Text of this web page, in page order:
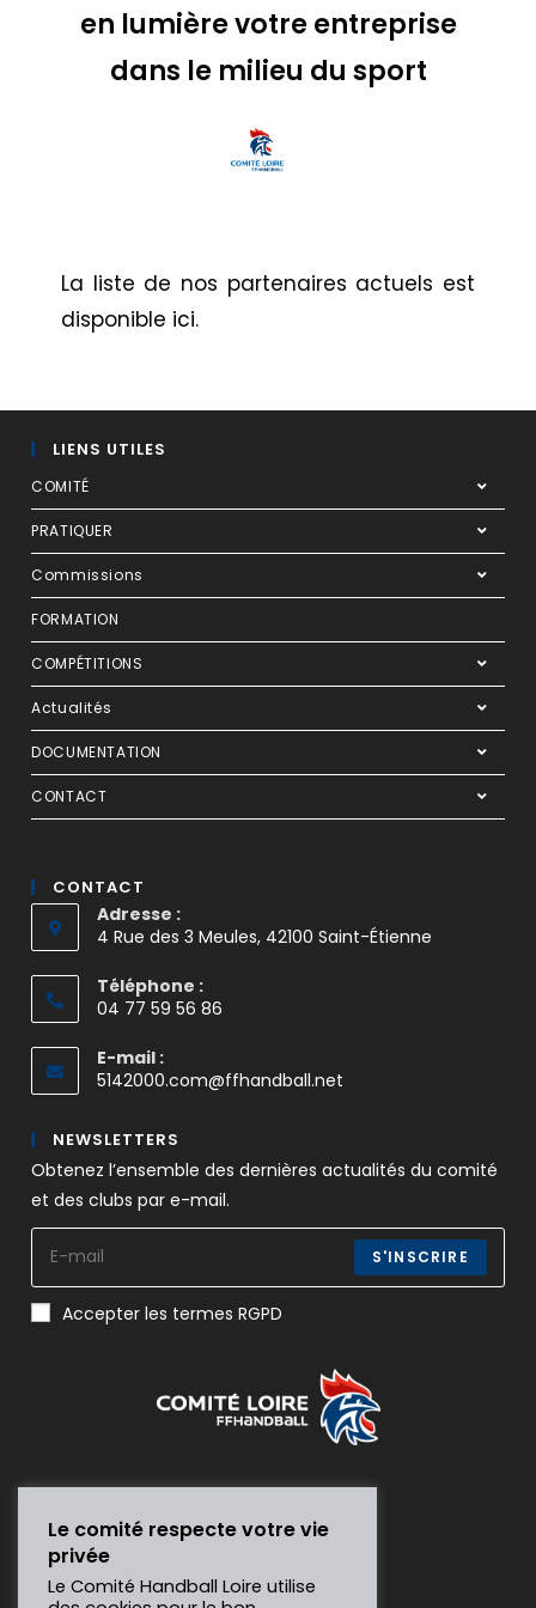
en lumière votre entreprise
dans le milieu du sport
La liste de nos partenaires actuels est
disponible ici.
LIENS UTILES
COMITÉ
PRATIQUER
Commissions
FORMATION
COMPÉTITIONS
Actualités
DOCUMENTATION
CONTACT
CONTACT
Adresse :
4 Rue des 3 Meules, 42100 Saint-Étienne
Téléphone :
04 77 59 56 86
E-mail :
5142000.com@ffhandball.net
NEWSLETTERS
Obtenez l’ensemble des dernières actualités du comité
et des clubs par e-mail.
S'INSCRIRE
Accepter les termes RGPD
Le comité respecte votre vie
privée
Le Comité Handball Loire utilise